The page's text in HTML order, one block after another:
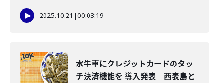
2025.10.21 |00:03:19
水牛車にクレジットカードのタッ
チ決済機能を 導入発表 西表島と